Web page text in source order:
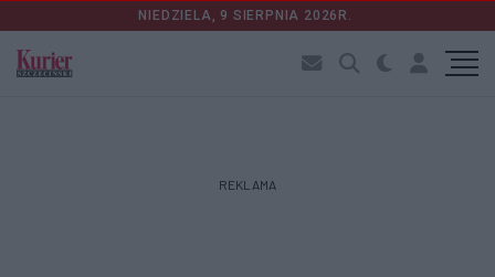
NIEDZIELA, 9 SIERPNIA 2026R.
REKLAMA